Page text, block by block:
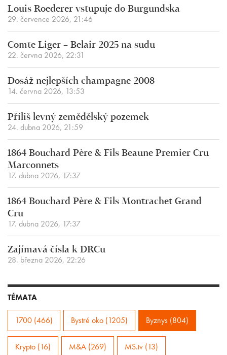
Louis Roederer vstupuje do Burgundska
29. července 2026, 21:46
Comte Liger – Belair 2025 na sudu
22. června 2026, 22:31
Dosáž nejlepších champagne 2008
14. června 2026, 13:53
Příliš levný zemědělský pozemek
24. dubna 2026, 21:59
1864 Bouchard Père & Fils Beaune Premier Cru
Marconnets
17. dubna 2026, 17:37
1864 Bouchard Père & Fils Montrachet Grand
Cru
17. dubna 2026, 17:37
Zajímavá čísla k DRCu
28. března 2026, 22:26
TÉMATA
1700 (466) Bystré oko (1205) Byznys (804)
Krypto (16) M&A (269) MS.tv (13)